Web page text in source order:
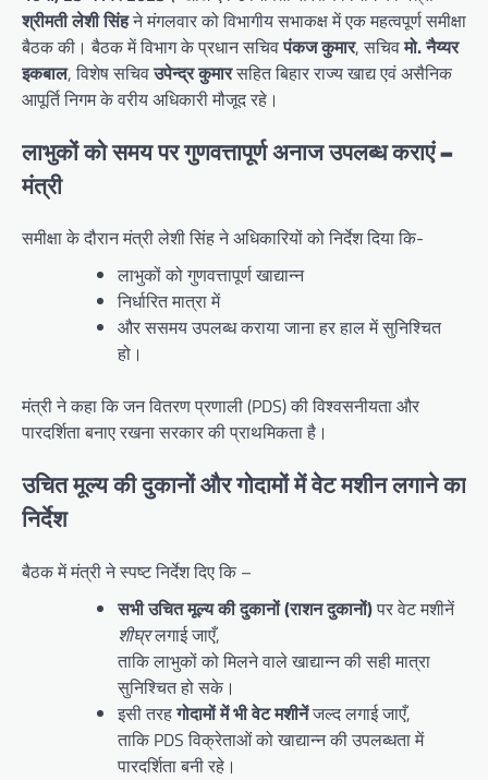
श्रीमती लेशी सिंहने मंगलवार को विभागीय सभाकक्ष में एक महत्वपूर्ण समीक्षा
बैठक की। बैठक में विभाग के प्रधान सचिवपंकज कुमार, सचिवमो. नैय्यर
इकबाल, विशेष सचिवउपेन्द्र कुमारसहित बिहार राज्य खाद्य एवं असैनिक
आपूर्ति निगम के वरीय अधिकारी मौजूद रहे।
लाभुकों को समय पर गुणवत्तापूर्ण अनाज उपलब्ध कराएं –
मंत्री
समीक्षा के दौरान मंत्री लेशी सिंह ने अधिकारियों को निर्देश दिया कि-
लाभुकों को गुणवत्तापूर्ण खाद्यान्न
निर्धारित मात्रा में
और ससमय उपलब्ध कराया जाना हर हाल में सुनिश्चित
हो।
मंत्री ने कहा कि जन वितरण प्रणाली (PDS) की विश्वसनीयता और
पारदर्शिता बनाए रखना सरकार की प्राथमिकता है।
उचित मूल्य की दुकानों और गोदामों में वेट मशीन लगाने का
निर्देश
बैठक में मंत्री ने स्पष्ट निर्देश दिए कि –
सभी उचित मूल्य की दुकानों (राशन दुकानों)पर वेट मशीनें
शीघ्रलगाई जाएँ,
ताकि लाभुकों को मिलने वाले खाद्यान्न की सही मात्रा
सुनिश्चित हो सके।
इसी तरहगोदामों में भी वेट मशीनेंजल्द लगाई जाएँ,
ताकि PDS विक्रेताओं को खाद्यान्न की उपलब्धता में
पारदर्शिता बनी रहे।